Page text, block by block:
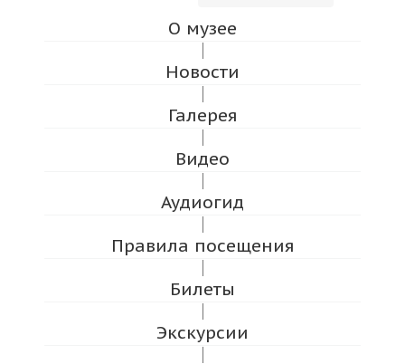
О музее
Новости
Галерея
Видео
Аудиогид
Правила посещения
Билеты
Экскурсии